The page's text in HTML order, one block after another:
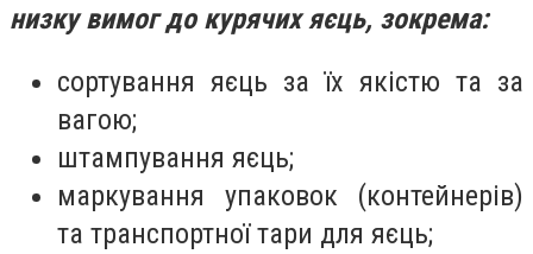
низку вимог до курячих яєць, зокрема:
сортування яєць за їх якістю та за
вагою;
штампування яєць;
маркування упаковок (контейнерів)
та транспортної тари для яєць;